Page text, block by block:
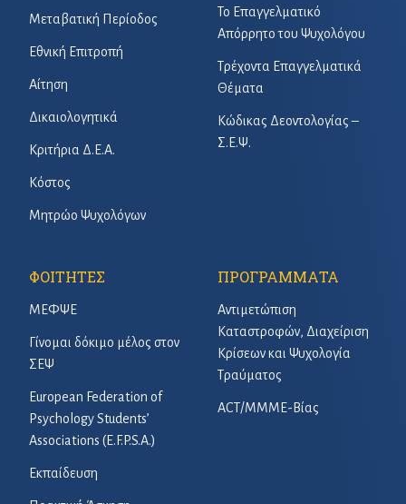
Το Επαγγελματικό
Απόρρητο του Ψυχολόγου
Τρέχοντα Επαγγελματικά
Θέματα
Κώδικας Δεοντολογίας –
Σ.Ε.Ψ.
Μεταβατική Περίοδος
Εθνική Επιτροπή
Αίτηση
Δικαιολογητικά
Κριτήρια Δ.Ε.Α.
Κόστος
Μητρώο Ψυχολόγων
ΦΟΙΤΗΤΕΣ
ΜΕΦΨΕ
Γίνομαι δόκιμο μέλος στον
ΣΕΨ
European Federation of
Psychology Students’
Associations (E.F.P.S.A.)
Εκπαίδευση
ΠΡΟΓΡΑΜΜΑΤΑ
Αντιμετώπιση
Καταστροφών, Διαχείριση
Κρίσεων και Ψυχολογία
Τραύματος
ACT/ΜΜΜΕ-Βίας